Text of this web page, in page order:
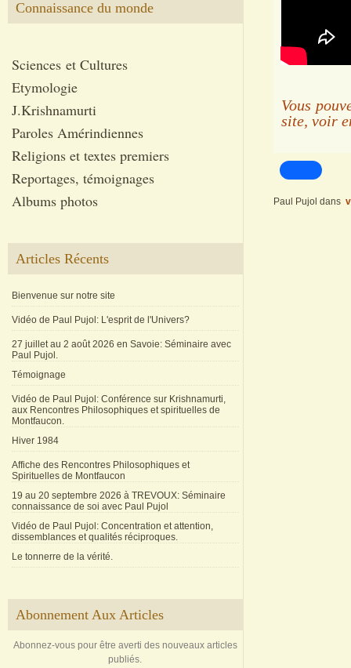
Connaissance du monde
Sciences et Cultures
Etymologie
J.Krishnamurti
Paroles Amérindiennes
Religions et textes premiers
Reportages, témoignages
Albums photos
Articles Récents
Bienvenue sur notre site
Vidéo de Paul Pujol: L'esprit de l'Univers?
27 juillet au 2 août 2026 en Savoie: Séminaire avec
Paul Pujol.
Témoignage
Vidéo de Paul Pujol: Conférence sur Krishnamurti,
aux Rencontres Philosophiques et spirituelles de
Montfaucon.
Hiver 1984
Affiche des Rencontres Philosophiques et
Spirituelles de Montfaucon
19 au 20 septembre 2026 à TREVOUX: Séminaire
connaissance de soi avec Paul Pujol
Vidéo de Paul Pujol: Concentration et attention,
dissemblances et qualités réciproques.
Le tonnerre de la vérité.
Abonnement Aux Articles
Abonnez-vous pour être averti des nouveaux articles
publiés.
Vous
site, voir
Paul Pujol dans